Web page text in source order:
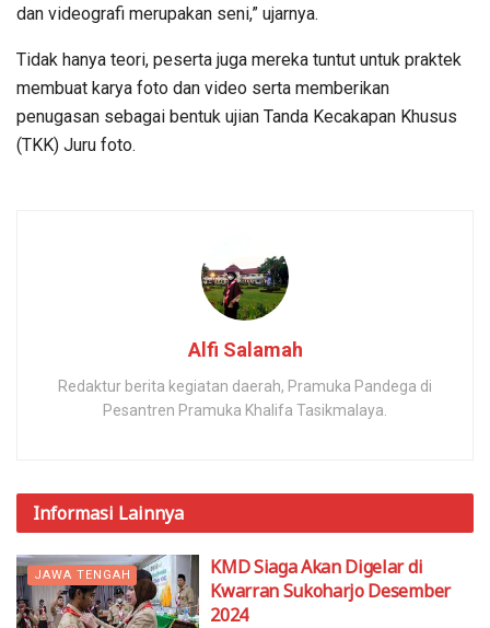
dan videografi merupakan seni,” ujarnya.
Tidak hanya teori, peserta juga mereka tuntut untuk praktek
membuat karya foto dan video serta memberikan
penugasan sebagai bentuk ujian Tanda Kecakapan Khusus
(TKK) Juru foto.
Alfi Salamah
Redaktur berita kegiatan daerah, Pramuka Pandega di
Pesantren Pramuka Khalifa Tasikmalaya.
Informasi Lainnya
JAWA TENGAH
KMD Siaga Akan Digelar di
Kwarran Sukoharjo Desember
2024